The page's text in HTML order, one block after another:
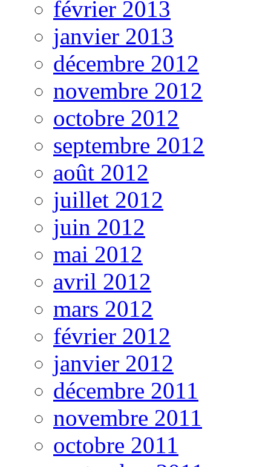
février 2013
janvier 2013
décembre 2012
novembre 2012
octobre 2012
septembre 2012
août 2012
juillet 2012
juin 2012
mai 2012
avril 2012
mars 2012
février 2012
janvier 2012
décembre 2011
novembre 2011
octobre 2011